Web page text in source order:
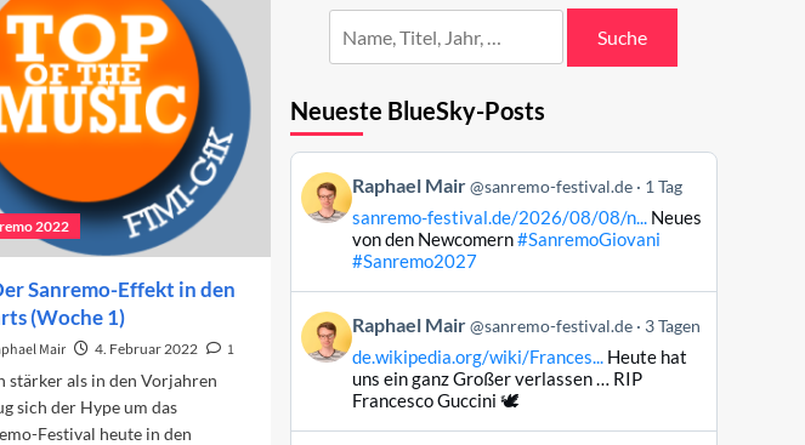
2022
Sanremo-Effekt in den
(Woche 1)
Mair 4. Februar 2022
1
stärker als in den Vorjahren
sich der Hype um das
Festival heute in den
Suche
Neueste BlueSky-Posts
Beitrag
von
Raphael
ansehen
Raphael Mair @sanremo-festival.de 1 Tag
sanremo-festival.de/2026/08/08/n...Neues
von den Newcomern#SanremoGiovani
#Sanremo2027
Beitrag
von
Raphael
Raphael Mair @sanremo-festival.de 3 Tagen
de.wikipedia.org/wiki/Frances...Heute hat
uns ein ganz Großer verlassen … RIP
Francesco Guccini 🕊️